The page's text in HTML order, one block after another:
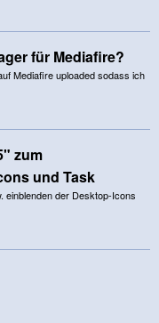
für Mediafire?
Mediafire uploaded sodass ich
zum
und Task
einblenden der Desktop-Icons